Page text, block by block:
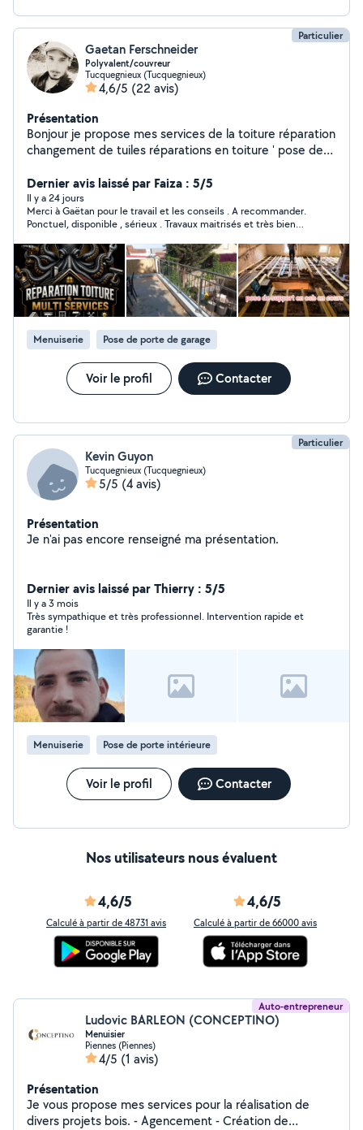
Particulier
Gaetan Ferschneider
Polyvalent/couvreur
Tucquegnieux (Tucquegnieux)
4,6/5 (22 avis)
Présentation
Bonjour je propose mes services de la toiture réparation
changement de tuiles réparations en toiture ' pose de
velux,démoussage de vos toitures .Installation de Vmc
sortie en toiture Tubage et pose panneaux
photovoltaïques Habillage sous toiture et rives A
l'intérieur/ pose de parquet pose de parement mural
remplacement de tuyau en PE ou multi couche conduit
de poêle électricité de base remplacement de prise
tirage de nouveau câbles au compteur extérieur
équipée de plusieurs machines tonte et taille le
débarassement inclus Plus divers travaux en intérieur
polyvalent placo installation meuble fabrication en bois
pour tablette de fenêtre , étagère rénovation bois selon
gout ... En collaboration avec un menuisier poseur si
besoin pour pose de fenêtres, portes , porte de garage
Ainsi que location bétonnière et diverses outils on
Dernier avis laissé par Faiza : 5/5
Il y a 24 jours
Merci à Gaëtan pour le travail et les conseils . A recommander.
Ponctuel, disponible , sérieux . Travaux maitrisés et très bien
Menuiserie Pose de porte de garage
Voir le profil Contacter
Particulier
Kevin Guyon
Tucquegnieux (Tucquegnieux)
5/5 (4 avis)
Présentation
Je n'ai pas encore renseigné ma présentation.
Dernier avis laissé par Thierry : 5/5
Il y a 3 mois
Très sympathique et très professionnel. Intervention rapide et
garantie !
Menuiserie Pose de porte intérieure
Voir le profil Contacter
Nos utilisateurs nous évaluent
4,6/5
Calculé à partir de 48731 avis
4,6/5
Calculé à partir de 66000 avis
Auto-entrepreneur
Ludovic BARLEON (CONCEPTINO)
Menuisier
Piennes (Piennes)
4/5 (1 avis)
Présentation
Je vous propose mes services pour la réalisation de
divers projets bois. - Agencement - Création de